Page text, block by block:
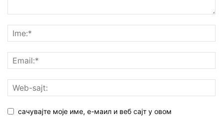
сачувајте моје име, е-маил и веб сајт у овом